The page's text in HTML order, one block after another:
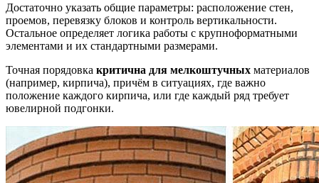
Достаточно указать общие параметры: расположение стен,
проемов, перевязку блоков и контроль вертикальности.
Остальное определяет логика работы с крупноформатными
элементами и их стандартными размерами.
Точная порядовка критична для мелкоштучных материалов
(например, кирпича), причём в ситуациях, где важно
положение каждого кирпича, или где каждый ряд требует
ювелирной подгонки.